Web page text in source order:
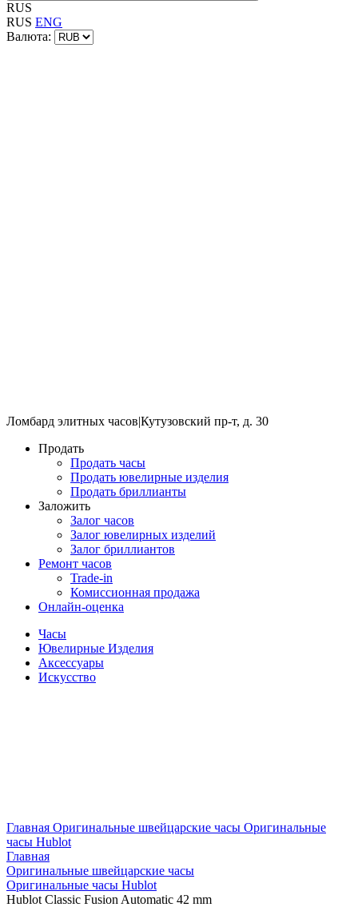
RUS
RUS ENG
Валюта:
Ломбард элитных часов|Кутузовский пр-т, д. 30
Продать
Продать часы
Продать ювелирные изделия
Продать бриллианты
Заложить
Залог часов
Залог ювелирных изделий
Залог бриллиантов
Ремонт часов
Trade-in
Комиссионная продажа
Онлайн-оценка
Часы
Ювелирные Изделия
Аксессуары
Искусство
Главная Оригинальные швейцарские часы Оригинальные
часы Hublot
Главная
Оригинальные швейцарские часы
Оригинальные часы Hublot
Hublot Classic Fusion Automatic 42 mm